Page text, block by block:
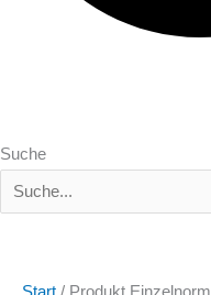
Suche